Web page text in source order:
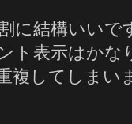
に結構いいで
ト表示はかな
複してしまい